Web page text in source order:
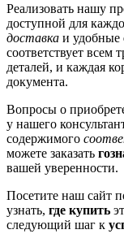
Реализовать нашу
доступной для
доставка и удобные
соответствует всем
деталей, и каждая
документа.
Вопросы о
у нашего
содержимого
можете заказать
вашей уверенности.
Посетите наш сайт
узнать, где купить
следующий шаг к